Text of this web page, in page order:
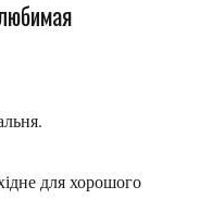
для хорошого